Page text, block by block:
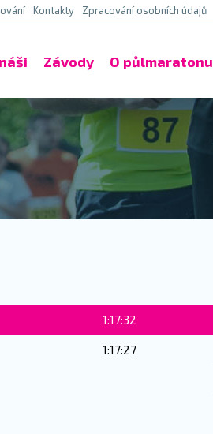
Kontakty Zpracování osobních údajů
Závody O půlmaratonu
1:17:32
1:17:27